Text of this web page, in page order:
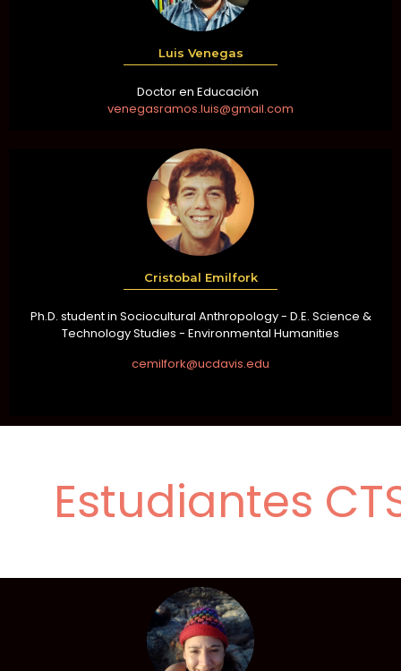
Luis Venegas
Doctor en Educación
venegasramos.luis@gmail.com
Cristobal Emilfork
Ph.D. student in Sociocultural Anthropology - D.E. Science &
Technology Studies - Environmental Humanities
cemilfork@ucdavis.edu
Estudiantes